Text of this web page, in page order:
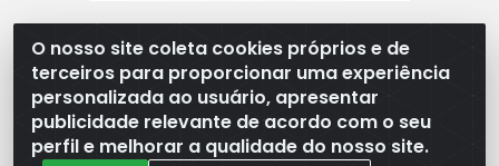
O nosso site coleta cookies próprios e de
terceiros para proporcionar uma experiência
personalizada ao usuário, apresentar
publicidade relevante de acordo com o seu
perfil e melhorar a qualidade do nosso site.
WB Componentes Automotivos LTDA - CNPJ
08.528.393/0001-12 - Rua do Níquel, 667 - Parque
Oeste Industrial, Goiânia/GO - CEP 74375-660